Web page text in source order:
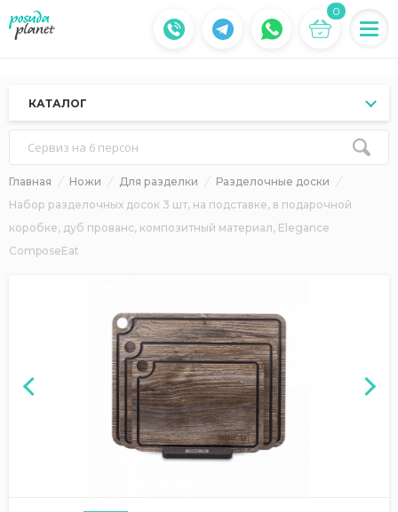
0
КАТАЛОГ
Сервиз на 6 персон
Главная Ножи Для разделки
Разделочные доски
Набор разделочных досок 3 шт, на подставке, в подарочной
коробке, дуб прованс, композитный материал, Elegance
ComposeEat